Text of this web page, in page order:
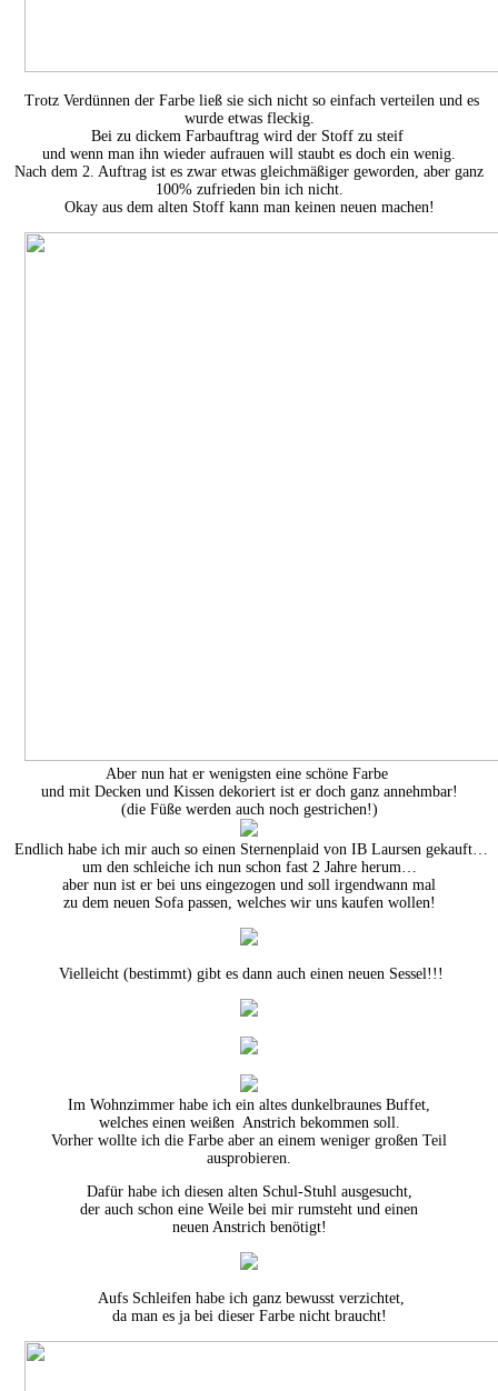
Trotz Verdünnen der Farbe ließ sie sich nicht so einfach verteilen und es
wurde etwas fleckig.
Bei zu dickem Farbauftrag wird der Stoff zu steif
und wenn man ihn wieder aufrauen will staubt es doch ein wenig.
Nach dem 2. Auftrag ist es zwar etwas gleichmäßiger geworden, aber ganz
100% zufrieden bin ich nicht.
Okay aus dem alten Stoff kann man keinen neuen machen!
Aber nun hat er wenigsten eine schöne Farbe
und mit Decken und Kissen dekoriert ist er doch ganz annehmbar!
(die Füße werden auch noch gestrichen!)
Endlich habe ich mir auch so einen Sternenplaid von IB Laursen gekauft…
um den schleiche ich nun schon fast 2 Jahre herum…
aber nun ist er bei uns eingezogen und soll irgendwann mal
zu dem neuen Sofa passen, welches wir uns kaufen wollen!
Vielleicht (bestimmt) gibt es dann auch einen neuen Sessel!!!
Im Wohnzimmer habe ich ein altes dunkelbraunes Buffet,
welches einen weißen Anstrich bekommen soll.
Vorher wollte ich die Farbe aber an einem weniger großen Teil
ausprobieren.
Dafür habe ich diesen alten Schul-Stuhl ausgesucht,
der auch schon eine Weile bei mir rumsteht und einen
neuen Anstrich benötigt!
Aufs Schleifen habe ich ganz bewusst verzichtet,
da man es ja bei dieser Farbe nicht braucht!